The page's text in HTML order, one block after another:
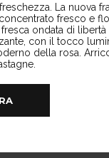
La nuova
fresco e
ondata di
con il tocco
della rosa.